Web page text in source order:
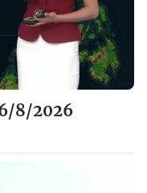
8/2026